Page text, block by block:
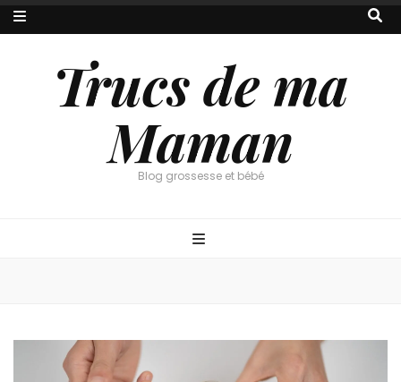
Trucs de ma
Maman
Blog grossesse et bébé